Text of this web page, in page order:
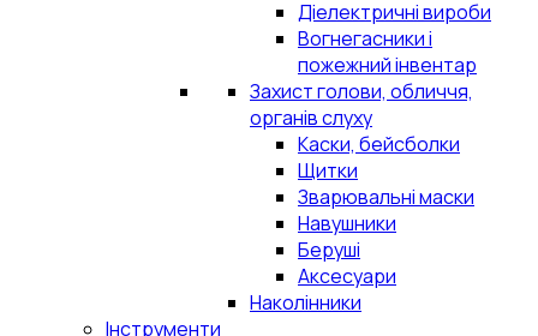
Діелектричні вироби
Вогнегасники і
пожежний інвентар
Захист голови, обличчя,
органів слуху
Каски, бейсболки
Щитки
Зварювальні маски
Навушники
Беруші
Аксесуари
Наколінники
Інструменти